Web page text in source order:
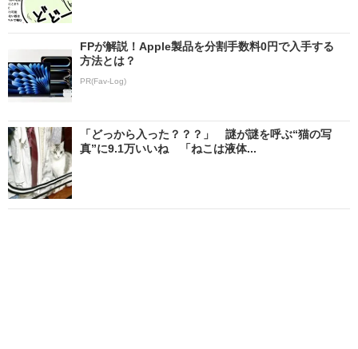
FPが解説！Apple製品を分割手数料0円で入手する
方法とは？
PR(Fav-Log)
「どっから入った？？？」 謎が謎を呼ぶ“猫の写
真”に9.1万いいね 「ねこは液体...